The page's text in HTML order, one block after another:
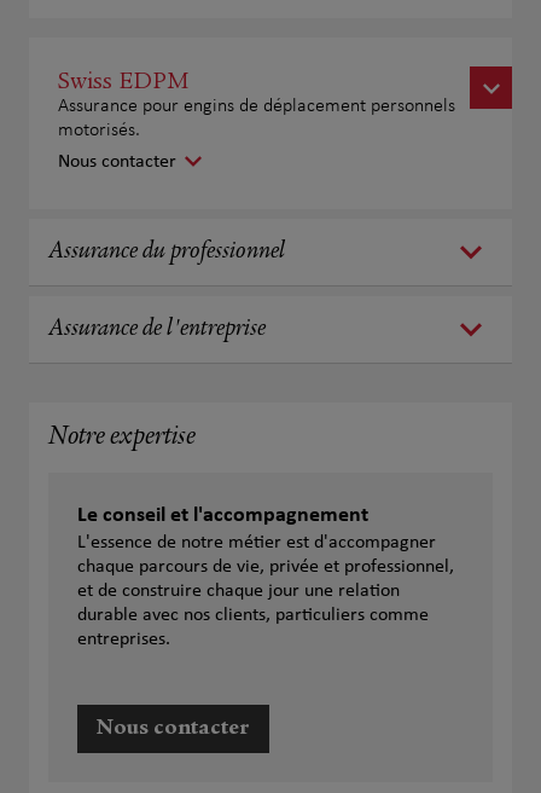
Swiss EDPM
Assurance pour engins de déplacement personnels
motorisés.
Nous contacter
Assurance du professionnel
Assurance de l'entreprise
Notre expertise
Le conseil et l'accompagnement
L'essence de notre métier est d'accompagner
chaque parcours de vie, privée et professionnel,
et de construire chaque jour une relation
durable avec nos clients, particuliers comme
entreprises.
Nous contacter